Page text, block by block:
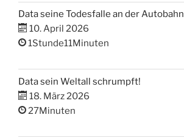
Data seine Todesfalle an der Autobahn
10. April 2026
1Stunde11Minuten
Data sein Weltall schrumpft!
18. März 2026
27Minuten